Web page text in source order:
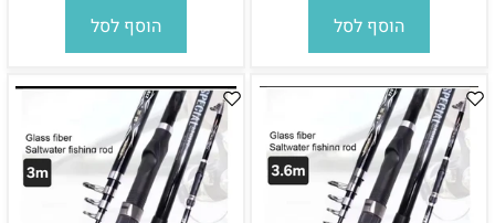
הוסף לסל הוסף לסל